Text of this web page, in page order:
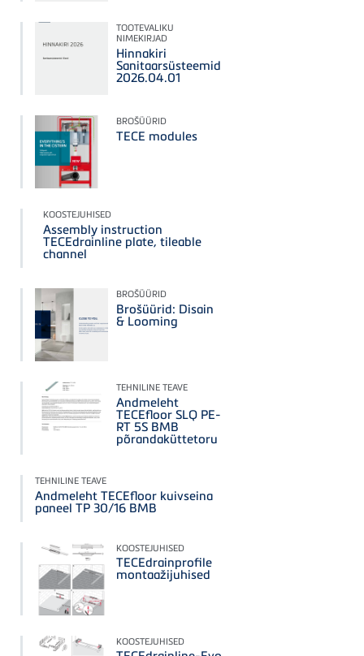
TOOTEVALIKU
NIMEKIRJAD
Hinnakiri
Sanitaarsüsteemid
2026.04.01
BROŠÜÜRID
TECE modules
KOOSTEJUHISED
Assembly instruction
TECEdrainline plate, tileable
channel
BROŠÜÜRID
Brošüürid: Disain
& Looming
TEHNILINE TEAVE
Andmeleht
TECEfloor SLQ PE-
RT 5S BMB
põrandaküttetoru
TEHNILINE TEAVE
Andmeleht TECEfloor kuivseina
paneel TP 30/16 BMB
KOOSTEJUHISED
TECEdrainprofile
montaažijuhised
KOOSTEJUHISED